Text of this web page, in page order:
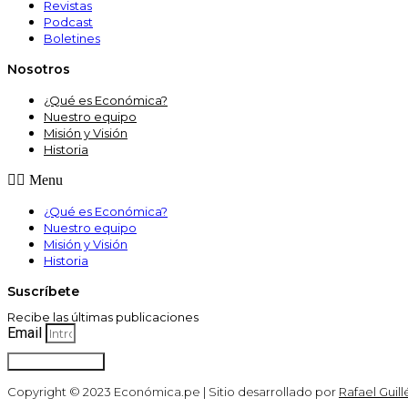
Revistas
Podcast
Boletines
Nosotros
¿Qué es Económica?
Nuestro equipo
Misión y Visión
Historia
Menu
¿Qué es Económica?
Nuestro equipo
Misión y Visión
Historia
Suscríbete
Recibe las últimas publicaciones
Email
Copyright © 2023 Económica.pe | Sitio desarrollado por Rafael